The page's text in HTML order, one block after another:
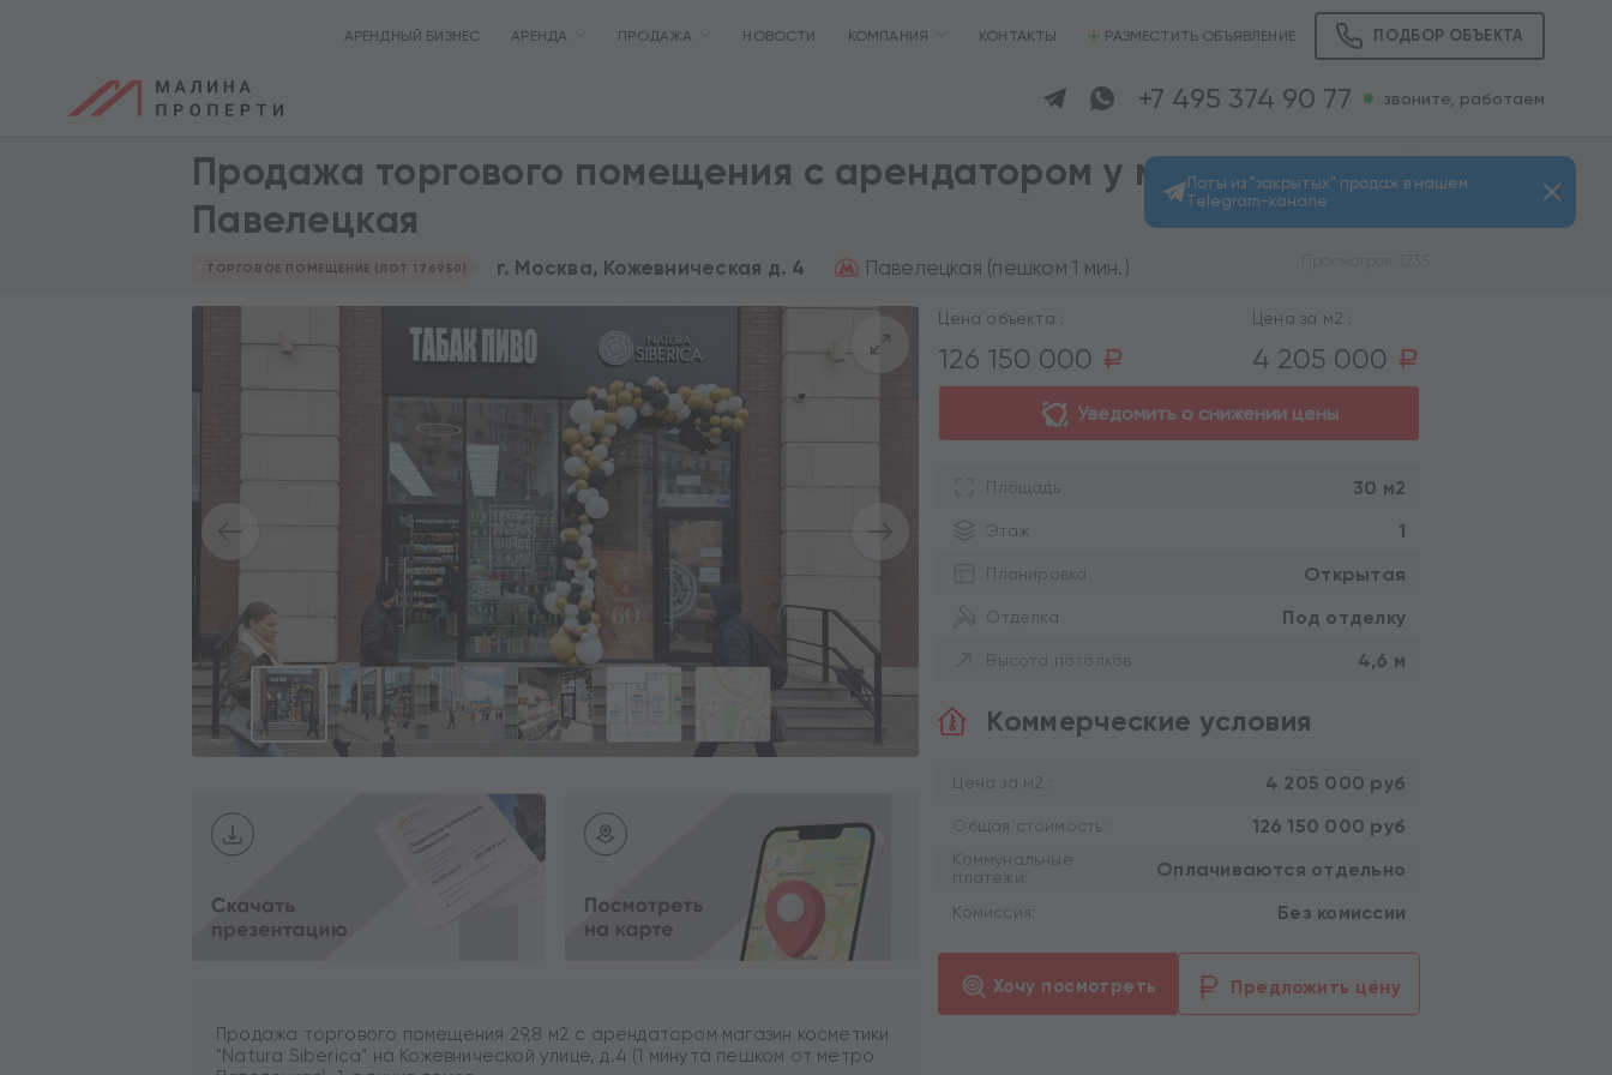
АРЕНДНЫЙ БИЗНЕС АРЕНДА ПРОДАЖА НОВОСТИ КОМПАНИЯ КОНТАКТЫ РАЗМЕСТИТЬ ОБЪЯВЛЕНИЕ ПОДБОР ОБЪЕКТА
+7 495 374 90 77 звоните, работаем
Продажа торгового помещения с арендатором у метро
Павелецкая
ТОРГОВОЕ ПОМЕЩЕНИЕ (ЛОТ 176950) г. Москва, Кожевническая д. 4 Павелецкая (пешком 1 мин.)
Продажа торгового помещения 29,8 м2 с арендатором магазин косметики
"Natura Siberica" на Кожевнической улице, д.4 (1 минута пешком от метро
Цена объекта :
126 150 000 a
Цена за м2 :
4 205 000 a
Уведомить о снижении цены
Площадь 30 м2
Этаж 1
Планировка Открытая
Отделка Под отделку
Высота потолков 4,6 м
Коммерческие условия
Цена за м2 : 4 205 000 руб
Общая стоимость : 126 150 000 руб
Коммунальные
платежи:
Оплачиваются отдельно
Комиссия: Без комиссии
Хочу посмотреть Предложить цену
Лоты из "закрытых" продаж в нашем
Telegram-канале